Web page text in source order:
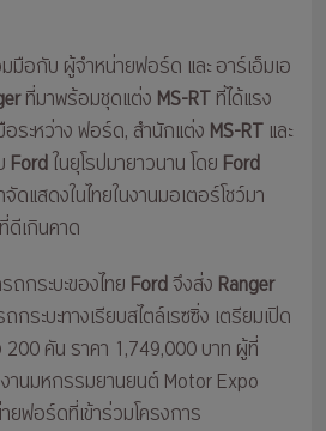
มือกับ ผู้จำหน่ายฟอร์ด และ อาร์เอ็มเอ
ที่มาพร้อมชุดแต่ง MS-RTที่ได้แรง
ระหว่าง ฟอร์ด, สำนักแต่ง MS-RT และ
Fordในยุโรปมายาวนาน โดย Ford
จัดแสดงในไทยในงานมอเตอร์โชว์มา
ดีเกินคาด
กระบะของไทย Fordจึงส่ง Ranger
กระบะทางเรียบสไตล์เรซซิ่ง เตรียมเปิด
200 คัน ราคา 1,749,000 บาท ผู้ที่
านมหกรรมยานยนต์ Motor Expo
ยฟอร์ดที่เข้าร่วมโครงการ